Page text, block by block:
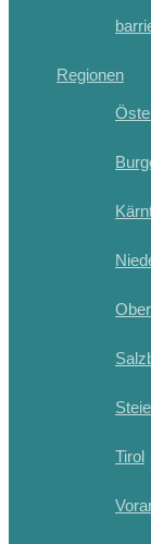
Regionen
Tirol